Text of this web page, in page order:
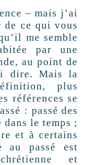
– mais j’ai
de ce qui vous
me semble
par une
au point de
dire. Mais la
plus
références se
: passé des
le temps ;
et à certains
au passé est
et